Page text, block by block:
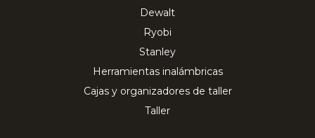
Dewalt
Ryobi
Stanley
Herramientas inalámbricas
Cajas y organizadores de taller
Taller